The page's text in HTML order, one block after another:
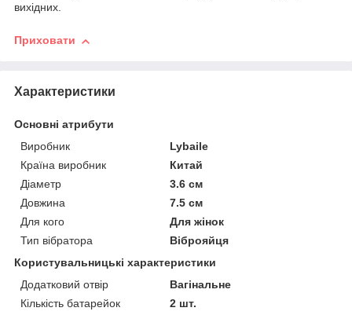
вихідних.
Приховати
Характеристики
Основні атрибути
Виробник
Lybaile
Країна виробник
Китай
Діаметр
3.6 см
Довжина
7.5 см
Для кого
Для жінок
Тип вібратора
Віброяйця
Користувальницькі характеристики
Додатковий отвір
Вагінальне
Кількість батарейок
2 шт.